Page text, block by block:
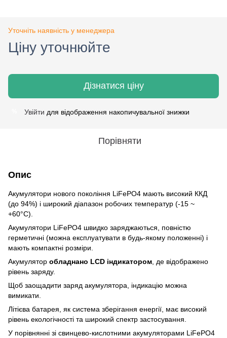
Уточніть наявність у менеджера
Ціну уточнюйте
Дізнатися ціну
Увійти для відображення накопичувальної знижки
Порівняти
Опис
Акумулятори нового покоління LiFePO4 мають високий ККД
(до 94%) і широкий діапазон робочих температур (-15 ~
+60°C).
Акумулятори LiFePO4 швидко заряджаються, повністю
герметичні (можна експлуатувати в будь-якому положенні) і
мають компактні розміри.
Акумулятор обладнано LCD індикатором , де відображено
рівень заряду.
Щоб заощадити заряд акумулятора, індикацію можна
вимикати.
Літієва батарея, як система зберігання енергії, має високий
рівень екологічності та широкий спектр застосування.
У порівнянні зі свинцево-кислотними акумуляторами LiFePO4